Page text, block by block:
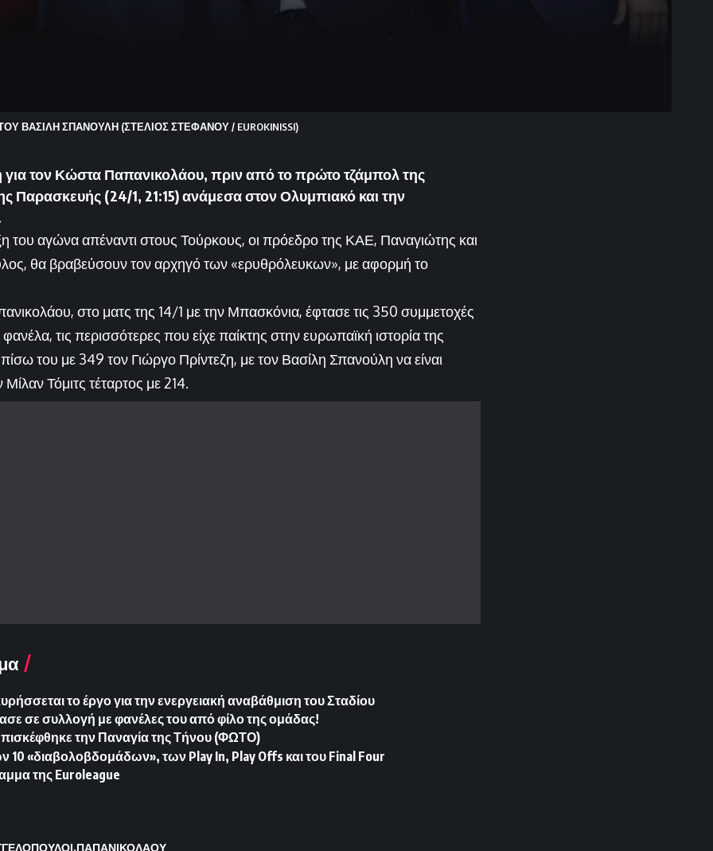
ΒΑΣΙΛΗ ΣΠΑΝΟΥΛΗ (ΣΤΕΛΙΟΣ ΣΤΕΦΑΝΟΥ / EUROKINISSI)
για τον Κώστα Παπανικολάου, πριν από το πρώτο τζάμπολ της
Παρασκευής (24/1, 21:15) ανάμεσα στον Ολυμπιακό και την
του αγώνα απέναντι στους Τούρκους, οι πρόεδρο της ΚΑΕ, Παναγιώτης και
θα βραβεύσουν τον αρχηγό των «ερυθρόλευκων», με αφορμή το
στο ματς της 14/1 με την Μπασκόνια, έφτασε τις 350 συμμετοχές
τις περισσότερες που είχε παίκτης στην ευρωπαϊκή ιστορία της
του με 349 τον Γιώργο Πρίντεζη, με τον Βασίλη Σπανούλη να είναι
Μίλαν Τόμιτς τέταρτος με 214.
το έργο για την ενεργειακή αναβάθμιση του Σταδίου
σε συλλογή με φανέλες του από φίλο της ομάδας!
την Παναγία της Τήνου (ΦΩΤΟ)
«διαβολοβδομάδων», των Play In, Play Offs και του Final Four
της Euroleague
ΠΑΠΑΝΙΚΟΛΑΟΥ